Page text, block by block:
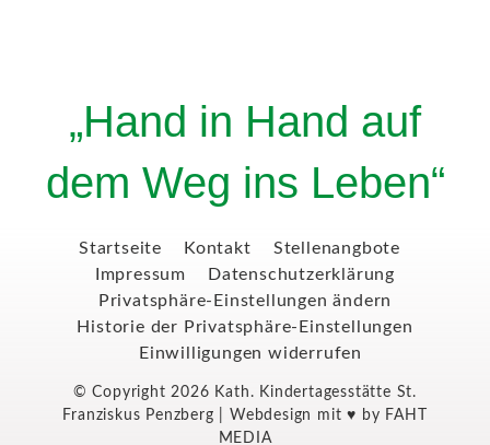
„Hand in Hand auf
dem Weg ins Leben“
Startseite Kontakt
Stellenangbote
Impressum
Datenschutzerklärung
Privatsphäre-Einstellungen ändern
Historie der Privatsphäre-Einstellungen
Einwilligungen widerrufen
© Copyright 2026 Kath. Kindertagesstätte St.
Franziskus Penzberg | Webdesign mit ♥ by FAHT
MEDIA